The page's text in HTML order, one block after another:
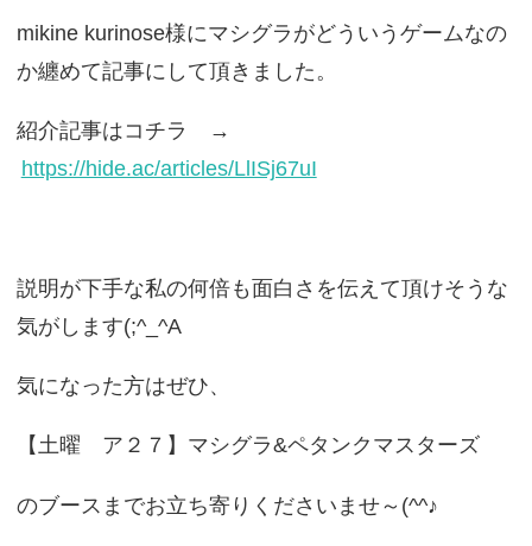
mikine kurinose様にマシグラがどういうゲームなの
か纏めて記事にして頂きました。
紹介記事はコチラ →
https://hide.ac/articles/LlISj67uI
説明が下手な私の何倍も面白さを伝えて頂けそうな
気がします(;^_^A
気になった方はぜひ、
【土曜 ア２７】マシグラ&ペタンクマスターズ
のブースまでお立ち寄りくださいませ～(^^♪